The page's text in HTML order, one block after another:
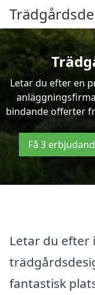
Letar du efter en
bindande offerter
Få 3
Letar du
fantastisk